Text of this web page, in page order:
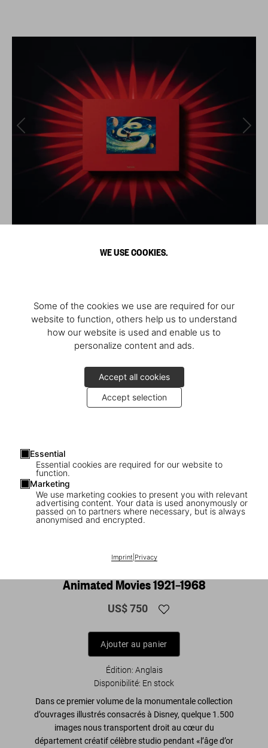
WE USE COOKIES.
Some of the cookies we use are required for our
website to function, others help us to understand
how our website is used and enable us to
personalize content and ads.
Accept all cookies
Accept selection
Essential
Essential cookies are required for our website to
function.
Marketing
We use marketing cookies to present you with relevant
advertising content. Your data is used anonymously or
passed on to partners where necessary, but is always
anonymised and encrypted.
Imprint| Privacy
1/28
Animated Movies 1921–1968
US$ 750
Ajouter au panier
Édition: Anglais
Disponibilité: En stock
Dans ce premier volume de la monumentale collection
d’ouvrages illustrés consacrés à Disney, quelque 1.500
images nous transportent droit au cœur du
département créatif célèbre studio pendant «l’âge d’or